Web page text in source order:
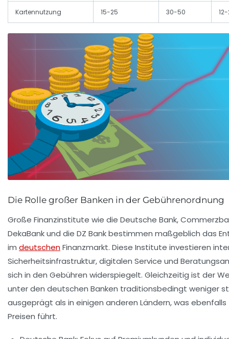
Kartennutzung 15-25 30-50
Die Rolle großer Banken in der Gebührenordnung
Große Finanzinstitute wie die Deutsche Bank,
DekaBank und die DZ Bank bestimmen maßgeblich das
im deutschenFinanzmarkt. Diese Institute investieren
Sicherheitsinfrastruktur, digitalen Service und
sich in den Gebühren widerspiegelt. Gleichzeitig ist der
unter den deutschen Banken traditionsbedingt weniger
ausgeprägt als in einigen anderen Ländern, was ebenfalls
Preisen führt.